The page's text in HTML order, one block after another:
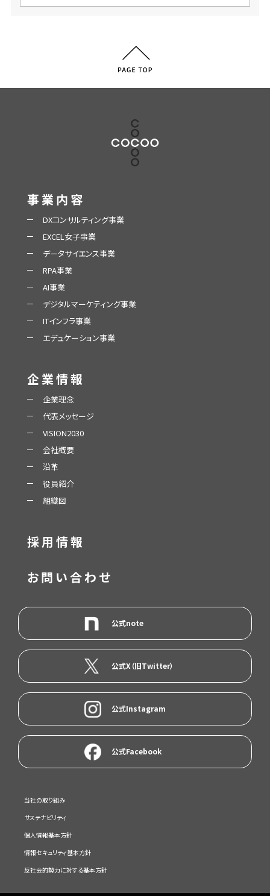
事業内容
DXコンサルティング事業
EXCEL女子事業
データサイエンス事業
RPA事業
AI事業
デジタルマーケティング事業
ITインフラ事業
エデュケーション事業
企業情報
企業理念
代表メッセージ
VISION2030
会社概要
沿革
役員紹介
組織図
採用情報
お問い合わせ
公式note
公式X（旧Twitter）
公式Instagram
公式Facebook
当社の取り組み
サステナビリティ
個人情報基本方針
情報セキュリティ基本方針
反社会的勢力に対する基本方針